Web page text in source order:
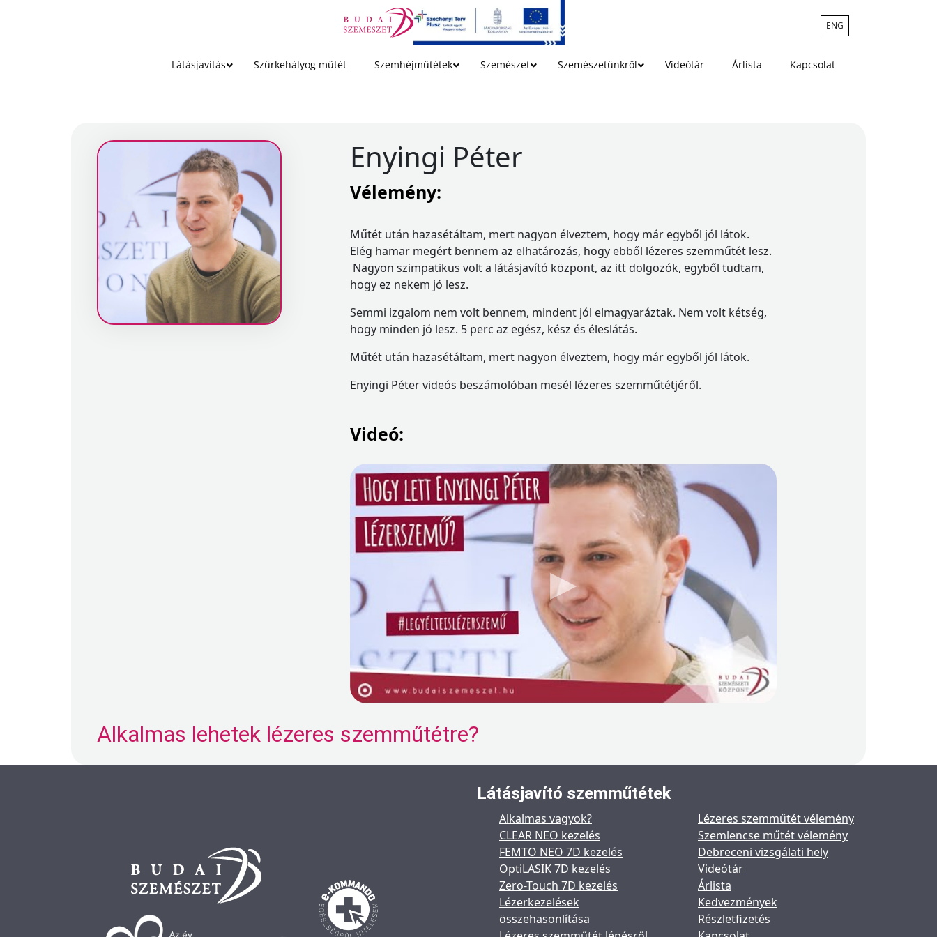
ENG
Látásjavítás Szürkehályog műtét Szemhéjműtétek Szemészet Szemészetünkről Videótár Árlista Kapcsolat
Enyingi Péter
Vélemény:
Műtét után hazasétáltam, mert nagyon élveztem, hogy már egyből jól látok.
Elég hamar megért bennem az elhatározás, hogy ebből lézeres szemműtét lesz.
Nagyon szimpatikus volt a látásjavító központ, az itt dolgozók, egyből tudtam,
hogy ez nekem jó lesz.
Semmi izgalom nem volt bennem, mindent jól elmagyaráztak. Nem volt kétség,
hogy minden jó lesz. 5 perc az egész, kész és éleslátás.
Műtét után hazasétáltam, mert nagyon élveztem, hogy már egyből jól látok.
Enyingi Péter videós beszámolóban mesél lézeres szemműtétjéről.
Videó:
Alkalmas lehetek lézeres szemműtétre?
Látásjavító szemműtétek
Alkalmas vagyok?
CLEAR NEO kezelés
FEMTO NEO 7D kezelés
OptiLASIK 7D kezelés
Zero-Touch 7D kezelés
Lézerkezelések
összehasonlítása
Lézeres szemműtét vélemény
Szemlencse műtét vélemény
Debreceni vizsgálati hely
Videótár
Árlista
Kedvezmények
Részletfizetés